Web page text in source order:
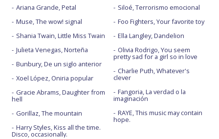
Ariana Grande, Petal
Muse, The wow! signal
Shania Twain, Little Miss Twain
Julieta Venegas, Norteña
Bunbury, De un siglo anterior
Xoel López, Oniria popular
Gracie Abrams, Daughter from
hell
Gorillaz, The mountain
Harry Styles, Kiss all the time.
Disco, occasionally.
Siloé, Terrorismo emocional
Foo Fighters, Your favorite toy
Ella Langley, Dandelion
Olivia Rodrigo, You seem
pretty sad for a girl so in love
Charlie Puth, Whatever's
clever
Fangoria, La verdad o la
imaginación
RAYE, This music may contain
hope.